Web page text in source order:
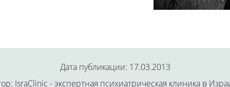
Дата публикации: 17.03.2013
IsraClinic - экспертная психиатрическая клиника в